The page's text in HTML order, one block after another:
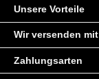
Unsere Vorteile
Wir versenden mit
Zahlungsarten